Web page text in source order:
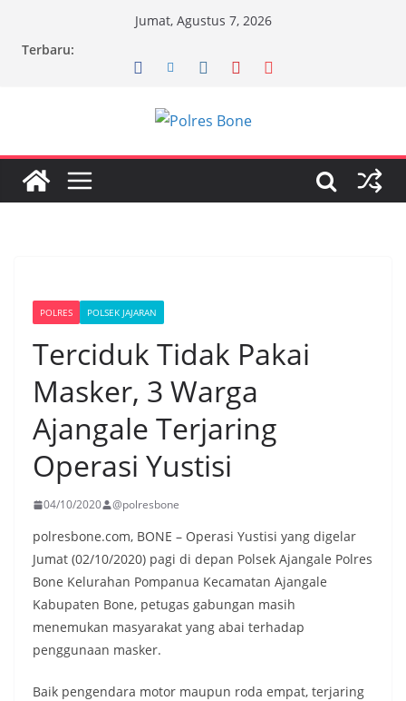
Jumat, Agustus 7, 2026
Terbaru:
POLRES POLSEK JAJARAN
Terciduk Tidak Pakai
Masker, 3 Warga
Ajangale Terjaring
Operasi Yustisi
04/10/2020 @polresbone
polresbone.com, BONE – Operasi Yustisi yang digelar
Jumat (02/10/2020) pagi di depan Polsek Ajangale Polres
Bone Kelurahan Pompanua Kecamatan Ajangale
Kabupaten Bone, petugas gabungan masih
menemukan masyarakat yang abai terhadap
penggunaan masker.
Baik pengendara motor maupun roda empat, terjaring